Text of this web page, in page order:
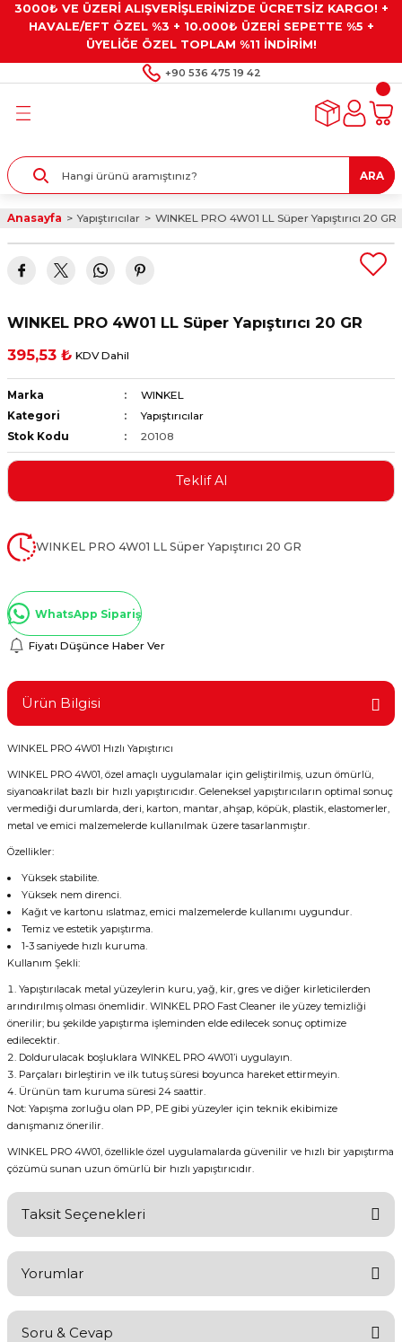
3000₺ VE ÜZERİ ALIŞVERİŞLERİNİZDE ÜCRETSİZ KARGO! +
HAVALE/EFT ÖZEL %3 + 10.000₺ ÜZERİ SEPETTE %5 +
ÜYELİĞE ÖZEL TOPLAM %11 İNDİRİM!
+90 536 475 19 42
Geri Dön
Kaplamalar
Geri Dön
Geri Dön
Gresler
Geri Dön
Alet Setleri
ve Multimetreler
ve Penseler
Aletleri
Geri Dön
Taşları ve
ARA
Anasayfa Yapıştırıcılar WINKEL PRO 4W01 LL Süper Yapıştırıcı 20 GR
WINKEL PRO 4W01 LL Süper Yapıştırıcı 20 GR
395,53 ₺ KDV Dahil
Marka
WINKEL
Kategori
Yapıştırıcılar
Stok Kodu
20108
Teklif Al
WINKEL PRO 4W01 LL Süper Yapıştırıcı 20 GR
WhatsApp Sipariş
Fiyatı Düşünce Haber Ver
Ürün Bilgisi
WINKEL PRO 4W01 Hızlı Yapıştırıcı
WINKEL PRO 4W01, özel amaçlı uygulamalar için geliştirilmiş, uzun ömürlü,
siyanoakrilat bazlı bir hızlı yapıştırıcıdır. Geleneksel yapıştırıcıların optimal sonuç
vermediği durumlarda, deri, karton, mantar, ahşap, köpük, plastik, elastomerler,
metal ve emici malzemelerde kullanılmak üzere tasarlanmıştır.
Özellikler:
Yüksek stabilite.
Yüksek nem direnci.
Kağıt ve kartonu ıslatmaz, emici malzemelerde kullanımı uygundur.
Temiz ve estetik yapıştırma.
1-3 saniyede hızlı kuruma.
Kullanım Şekli:
Yapıştırılacak metal yüzeylerin kuru, yağ, kir, gres ve diğer kirleticilerden
arındırılmış olması önemlidir. WINKEL PRO Fast Cleaner ile yüzey temizliği
önerilir; bu şekilde yapıştırma işleminden elde edilecek sonuç optimize
edilecektir.
Doldurulacak boşluklara WINKEL PRO 4W01’i uygulayın.
Parçaları birleştirin ve ilk tutuş süresi boyunca hareket ettirmeyin.
Ürünün tam kuruma süresi 24 saattir.
Not: Yapışma zorluğu olan PP, PE gibi yüzeyler için teknik ekibimize
danışmanız önerilir.
WINKEL PRO 4W01, özellikle özel uygulamalarda güvenilir ve hızlı bir yapıştırma
çözümü sunan uzun ömürlü bir hızlı yapıştırıcıdır.
Taksit Seçenekleri
Yorumlar
Soru & Cevap